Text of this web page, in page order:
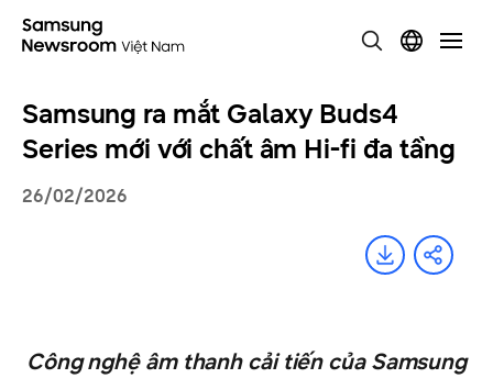
Samsung ra mắt Galaxy Buds4
Series mới với chất âm Hi-fi đa tầng
26/02/2026
Công nghệ âm thanh cải tiến của Samsung